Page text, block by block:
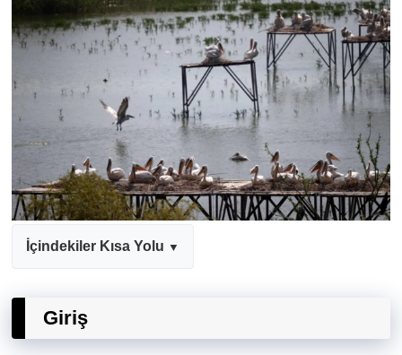
İçindekiler Kısa Yolu
Giriş